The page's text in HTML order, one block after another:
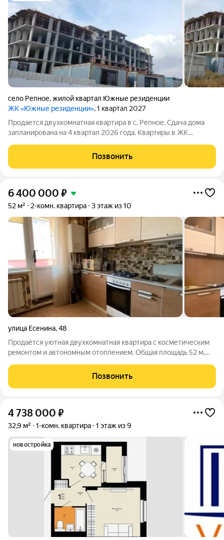
село Репное,жилой квартал Южные резиденции
ЖК «Южные резиденции», 1 квартал 2027
Продается двухкомнатная квартира в с. Репное. Сдача дома
запланирована на 4 квартал 2026 года. Квартиры в ЖК
Подходит под семейную ипотеку с пер.взносом 20 процентов.
ЖК «Южные резиденции» расположен
Позвонить
6 400 000 ₽
52 м² 2-комн. квартира 3 этаж из 10
улица Есенина,48
Продаётся уютная двухкомнатная квартира с косметическим
ремонтом и автономным отоплением. Общая площадь 52 м,
Кухня 9 м готова к приготовлению пищи сохраняется мебель и
оборудование. Окна
Позвонить
4 738 000 ₽
32,9 м² 1-комн. квартира 1 этаж из 9
новостройка